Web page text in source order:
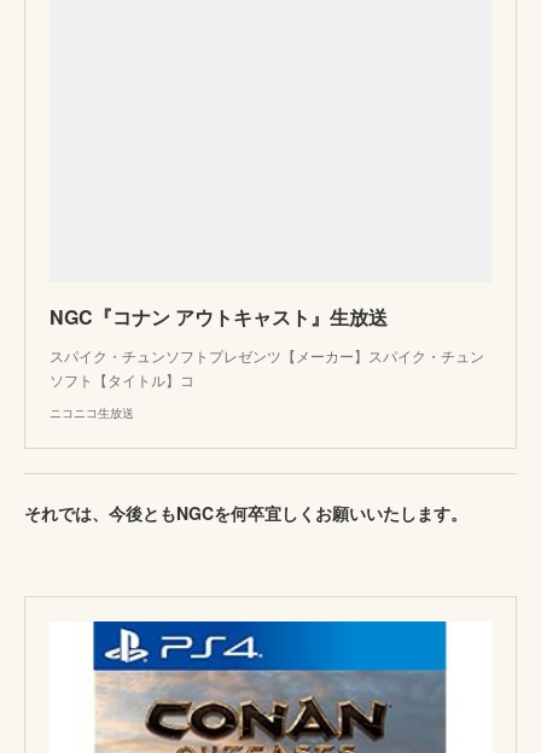
NGC『コナン アウトキャスト』生放送
スパイク・チュンソフトプレゼンツ【メーカー】スパイク・チュン
ソフト【タイトル】コ
ニコニコ生放送
それでは、今後ともNGCを何卒宜しくお願いいたします。